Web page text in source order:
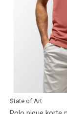
State of Art